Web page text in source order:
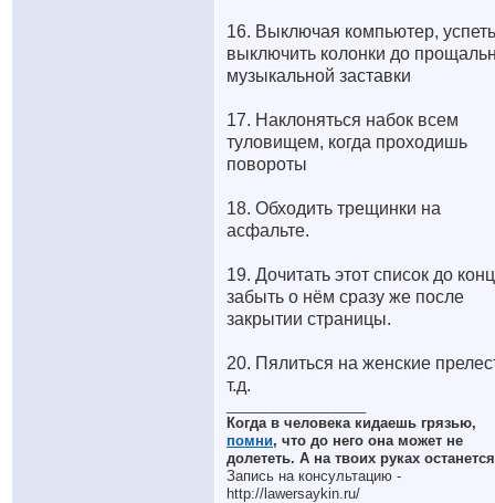
16. Выключая компьютер, успеть
выключить колонки до
музыкальной заставки
17. Наклоняться набок всем
туловищем, когда проходишь
повороты
18. Обходить трещинки на
асфальте.
19. Дочитать этот список до
забыть о нём сразу же после
закрытии страницы.
20. Пялиться на женские
т.д.
Когда в человека кидаешь грязью,
помни, что до него она может не
долететь. А на твоих руках
Запись на консультацию -
http://lawersaykin.ru/